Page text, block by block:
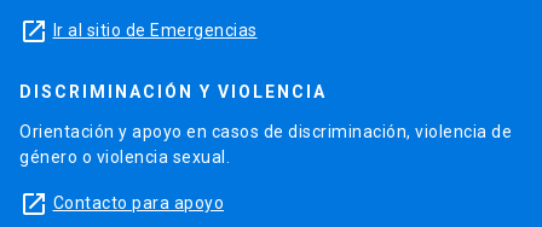
launch Ir al sitio de Emergencias
DISCRIMINACIÓN Y VIOLENCIA
Orientación y apoyo en casos de discriminación, violencia de
género o violencia sexual.
launch Contacto para apoyo